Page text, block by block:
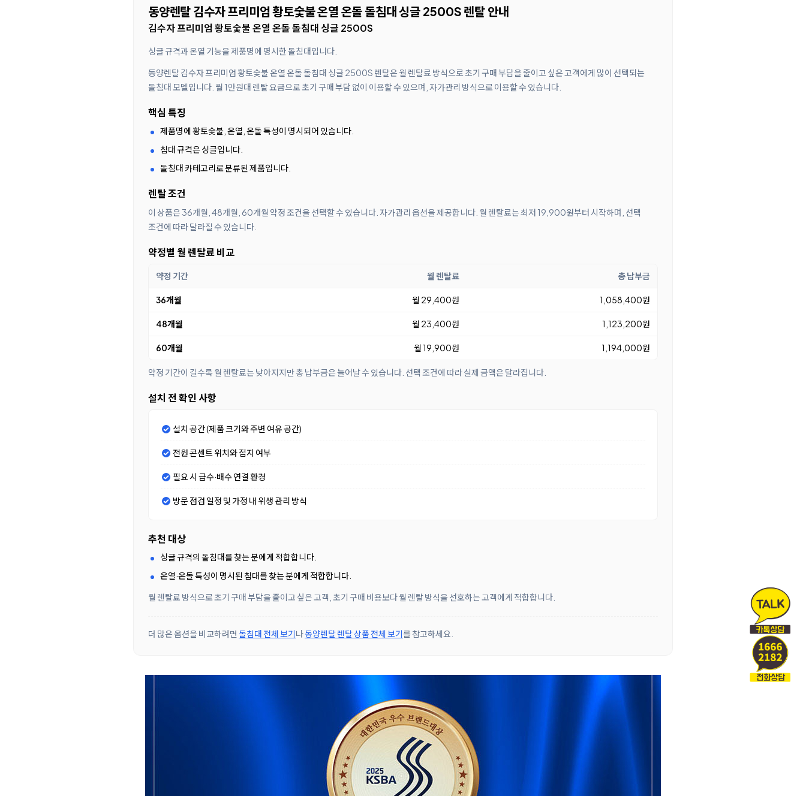
동양렌탈 김수자 프리미엄 황토숯불 온열 온돌 돌침대 싱글 2500S 렌탈 안내
김수자 프리미엄 황토숯불 온열 온돌 돌침대 싱글 2500S
싱글 규격과 온열 기능을 제품명에 명시한 돌침대입니다.
동양렌탈 김수자 프리미엄 황토숯불 온열 온돌 돌침대 싱글 2500S 렌탈은 월 렌탈료 방식으로 초기 구매 부담을 줄이고 싶은 고객에게 많이 선택되는
돌침대 모델입니다. 월 1만원대 렌탈 요금으로 초기 구매 부담 없이 이용할 수 있으며, 자가관리 방식으로 이용할 수 있습니다.
핵심 특징
제품명에 황토숯불, 온열, 온돌 특성이 명시되어 있습니다.
침대 규격은 싱글입니다.
돌침대 카테고리로 분류된 제품입니다.
렌탈 조건
이 상품은 36개월, 48개월, 60개월 약정 조건을 선택할 수 있습니다. 자가관리 옵션을 제공합니다. 월 렌탈료는 최저 19,900원부터 시작하며, 선택
조건에 따라 달라질 수 있습니다.
약정별 월 렌탈료 비교
약정 기간 월 렌탈료 총 납부금
36개월 월 29,400원 1,058,400원
48개월 월 23,400원 1,123,200원
60개월 월 19,900원 1,194,000원
약정 기간이 길수록 월 렌탈료는 낮아지지만 총 납부금은 늘어날 수 있습니다. 선택 조건에 따라 실제 금액은 달라집니다.
설치 전 확인 사항
설치 공간 (제품 크기와 주변 여유 공간)
전원 콘센트 위치와 접지 여부
필요 시 급수·배수 연결 환경
방문 점검 일정 및 가정 내 위생 관리 방식
추천 대상
싱글 규격의 돌침대를 찾는 분에게 적합합니다.
온열·온돌 특성이 명시된 침대를 찾는 분에게 적합합니다.
월 렌탈료 방식으로 초기 구매 부담을 줄이고 싶은 고객, 초기 구매 비용보다 월 렌탈 방식을 선호하는 고객에게 적합합니다.
더 많은 옵션을 비교하려면 돌침대 전체 보기나동양렌탈 렌탈 상품 전체 보기를 참고하세요.